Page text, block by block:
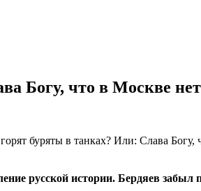
Богу, что в Москве
русской истории. Бердяев